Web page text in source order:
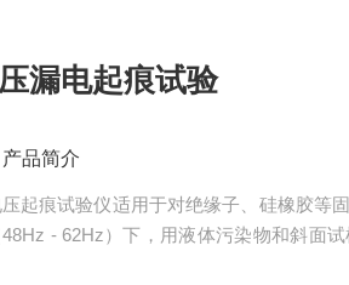
漏电起痕试验
产品简介
起痕试验仪适用于对绝缘子、硅橡胶等
- 62Hz）下，用液体污染物和斜面